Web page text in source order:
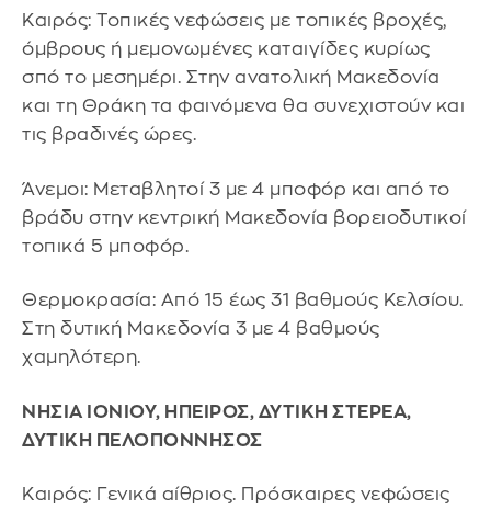
Καιρός: Τοπικές νεφώσεις με τοπικές βροχές,
όμβρους ή μεμονωμένες καταιγίδες κυρίως
σπό το μεσημέρι. Στην ανατολική Μακεδονία
και τη Θράκη τα φαινόμενα θα συνεχιστούν και
τις βραδινές ώρες.
Άνεμοι: Μεταβλητοί 3 με 4 μποφόρ και από το
βράδυ στην κεντρική Μακεδονία βορειοδυτικοί
τοπικά 5 μποφόρ.
Θερμοκρασία: Από 15 έως 31 βαθμούς Κελσίου.
Στη δυτική Μακεδονία 3 με 4 βαθμούς
χαμηλότερη.
ΝΗΣΙΑ ΙΟΝΙΟΥ, ΗΠΕΙΡΟΣ, ΔΥΤΙΚΗ ΣΤΕΡΕΑ,
ΔΥΤΙΚΗ ΠΕΛΟΠΟΝΝΗΣΟΣ
Καιρός: Γενικά αίθριος. Πρόσκαιρες νεφώσεις